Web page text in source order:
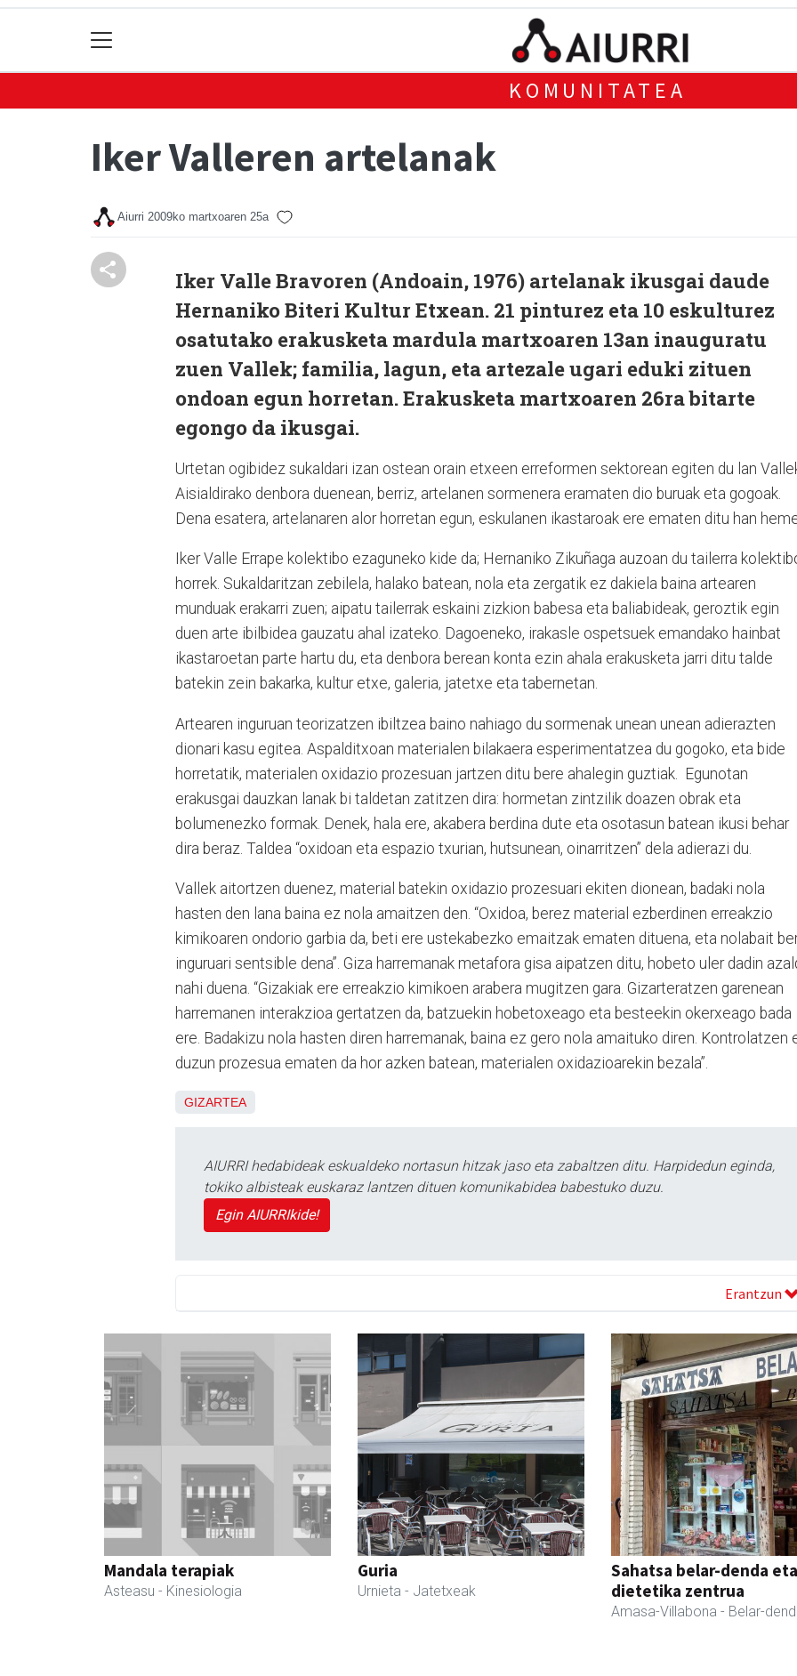
KOMUNITATEA
Iker Valleren artelanak
Aiurri 2009ko martxoaren 25a
Iker Valle Bravoren (Andoain, 1976) artelanak ikusgai daude
Hernaniko Biteri Kultur Etxean. 21 pinturez eta 10 eskulturez
osatutako erakusketa mardula martxoaren 13an inauguratu
zuen Vallek; familia, lagun, eta artezale ugari eduki zituen
ondoan egun horretan. Erakusketa martxoaren 26ra bitarte
egongo da ikusgai.
Urtetan ogibidez sukaldari izan ostean orain etxeen erreformen sektorean egiten du lan
Aisialdirako denbora duenean, berriz, artelanen sormenera eramaten dio buruak eta gogoak.
Dena esatera, artelanaren alor horretan egun, eskulanen ikastaroak ere ematen ditu han
Iker Valle Errape kolektibo ezaguneko kide da; Hernaniko Zikuñaga auzoan du tailerra
horrek. Sukaldaritzan zebilela, halako batean, nola eta zergatik ez dakiela baina artearen
munduak erakarri zuen; aipatu tailerrak eskaini zizkion babesa eta baliabideak, geroztik egin
duen arte ibilbidea gauzatu ahal izateko. Dagoeneko, irakasle ospetsuek emandako hainbat
ikastaroetan parte hartu du, eta denbora berean konta ezin ahala erakusketa jarri ditu talde
batekin zein bakarka, kultur etxe, galeria, jatetxe eta tabernetan.
Artearen inguruan teorizatzen ibiltzea baino nahiago du sormenak unean unean adierazten
dionari kasu egitea. Aspalditxoan materialen bilakaera esperimentatzea du gogoko, eta bide
horretatik, materialen oxidazio prozesuan jartzen ditu bere ahalegin guztiak. Egunotan
erakusgai dauzkan lanak bi taldetan zatitzen dira: hormetan zintzilik doazen obrak eta
bolumenezko formak. Denek, hala ere, akabera berdina dute eta osotasun batean ikusi behar
dira beraz. Taldea “oxidoan eta espazio txurian, hutsunean, oinarritzen” dela adierazi du.
Vallek aitortzen duenez, material batekin oxidazio prozesuari ekiten dionean, badaki nola
hasten den lana baina ez nola amaitzen den. “Oxidoa, berez material ezberdinen erreakzio
kimikoaren ondorio garbia da, beti ere ustekabezko emaitzak ematen dituena, eta nolabait
inguruari sentsible dena”. Giza harremanak metafora gisa aipatzen ditu, hobeto uler dadin
nahi duena. “Gizakiak ere erreakzio kimikoen arabera mugitzen gara. Gizarteratzen garenean
harremanen interakzioa gertatzen da, batzuekin hobetoxeago eta besteekin okerxeago bada
ere. Badakizu nola hasten diren harremanak, baina ez gero nola amaituko diren. Kontrolatzen
duzun prozesua ematen da hor azken batean, materialen oxidazioarekin bezala”.
GIZARTEA
AIURRI hedabideak eskualdeko nortasun hitzak jaso eta zabaltzen ditu. Harpidedun eginda,
tokiko albisteak euskaraz lantzen dituen komunikabidea babestuko duzu.
Egin AIURRIkide!
Erantzun
Mandala terapiak
Asteasu - Kinesiologia
Guria
Urnieta - Jatetxeak
Sahatsa belar-denda eta
dietetika zentrua
Amasa-Villabona - Belar-